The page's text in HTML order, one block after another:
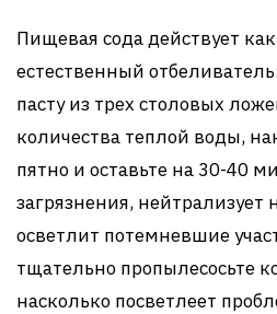
Пищевая сода действует
естественный
пасту из трех столовых
количества теплой воды,
пятно и оставьте на 30-40
загрязнения, нейтрализует
осветлит потемневшие
тщательно пропылесосьте
насколько посветлеет